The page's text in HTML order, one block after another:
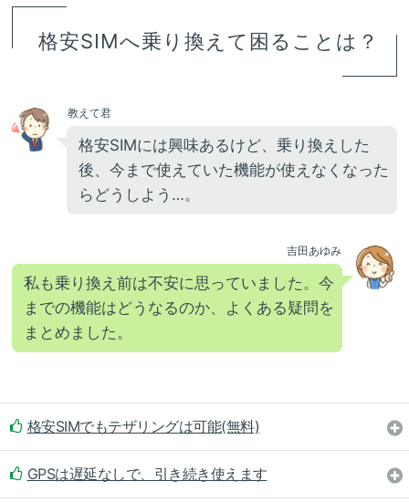
格安SIMへ乗り換えて困ることは？
教えて君
格安SIMには興味あるけど、乗り換えした
後、今まで使えていた機能が使えなくなった
らどうしよう…。
吉田あゆみ
私も乗り換え前は不安に思っていました。今
までの機能はどうなるのか、よくある疑問を
まとめました。
格安SIMでもテザリングは可能(無料)
GPSは遅延なしで、引き続き使えます